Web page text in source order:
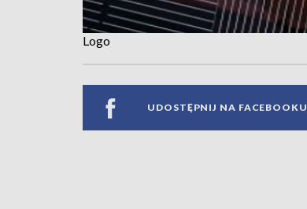
Logo
UDOSTĘPNIJ NA FACEBOOKU